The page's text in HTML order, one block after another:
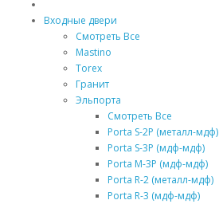
Входные двери
Смотреть Все
Mastino
Torex
Гранит
Эльпорта
Смотреть Все
Porta S-2P (металл-мдф)
Porta S-3P (мдф-мдф)
Porta M-3P (мдф-мдф)
Porta R-2 (металл-мдф)
Porta R-3 (мдф-мдф)